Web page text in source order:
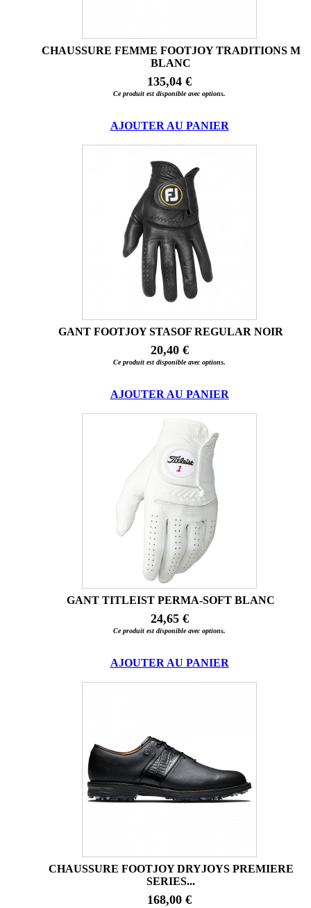
CHAUSSURE FEMME FOOTJOY TRADITIONS M
BLANC
135,04 €
Ce produit est disponible avec options.
AJOUTER AU PANIER
GANT FOOTJOY STASOF REGULAR NOIR
20,40 €
Ce produit est disponible avec options.
AJOUTER AU PANIER
GANT TITLEIST PERMA-SOFT BLANC
24,65 €
Ce produit est disponible avec options.
AJOUTER AU PANIER
CHAUSSURE FOOTJOY DRYJOYS PREMIERE
SERIES...
168,00 €